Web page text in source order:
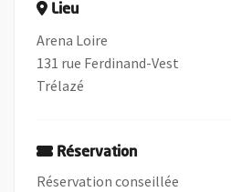
Lieu
Arena Loire
131 rue Ferdinand-Vest
Trélazé
Réservation
Réservation conseillée